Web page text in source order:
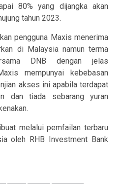
80% yang dijangka akan
tahun 2023.
pengguna Maxis menerima
di Malaysia namun terma
DNB dengan jelas
mempunyai kebebasan
akses ini apabila terdapat
dan tiada sebarang yuran
melalui pemfailan terbaru
oleh RHB Investment Bank